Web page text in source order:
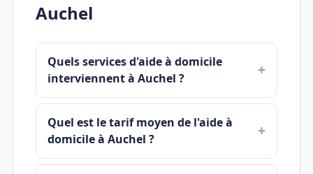
Auchel
Quels services d'aide à domicile
interviennent à Auchel ?
Quel est le tarif moyen de l'aide à
domicile à Auchel ?